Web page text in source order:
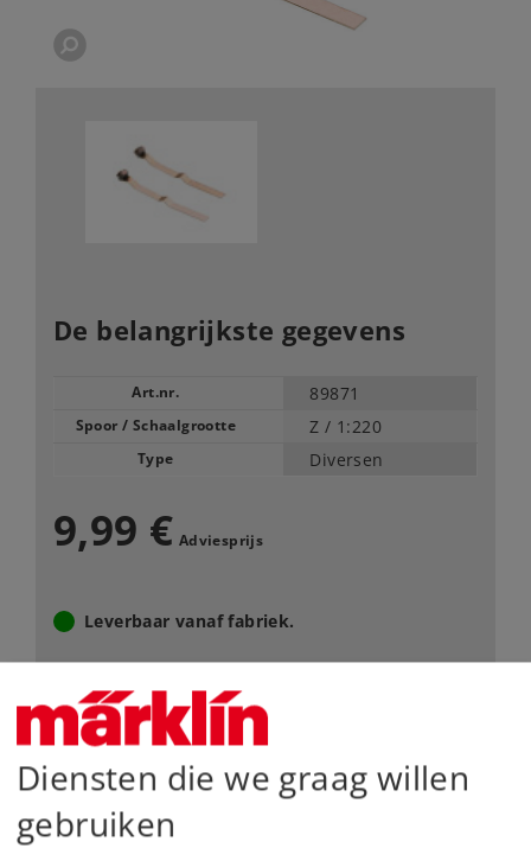
De belangrijkste gegevens
Art.nr. 89871
Spoor / Schaalgrootte Z / 1:220
Type Diversen
9,99 € Adviesprijs
Leverbaar vanaf fabriek.
Webwinkel
Downloads
Diensten die we graag willen
gebruiken